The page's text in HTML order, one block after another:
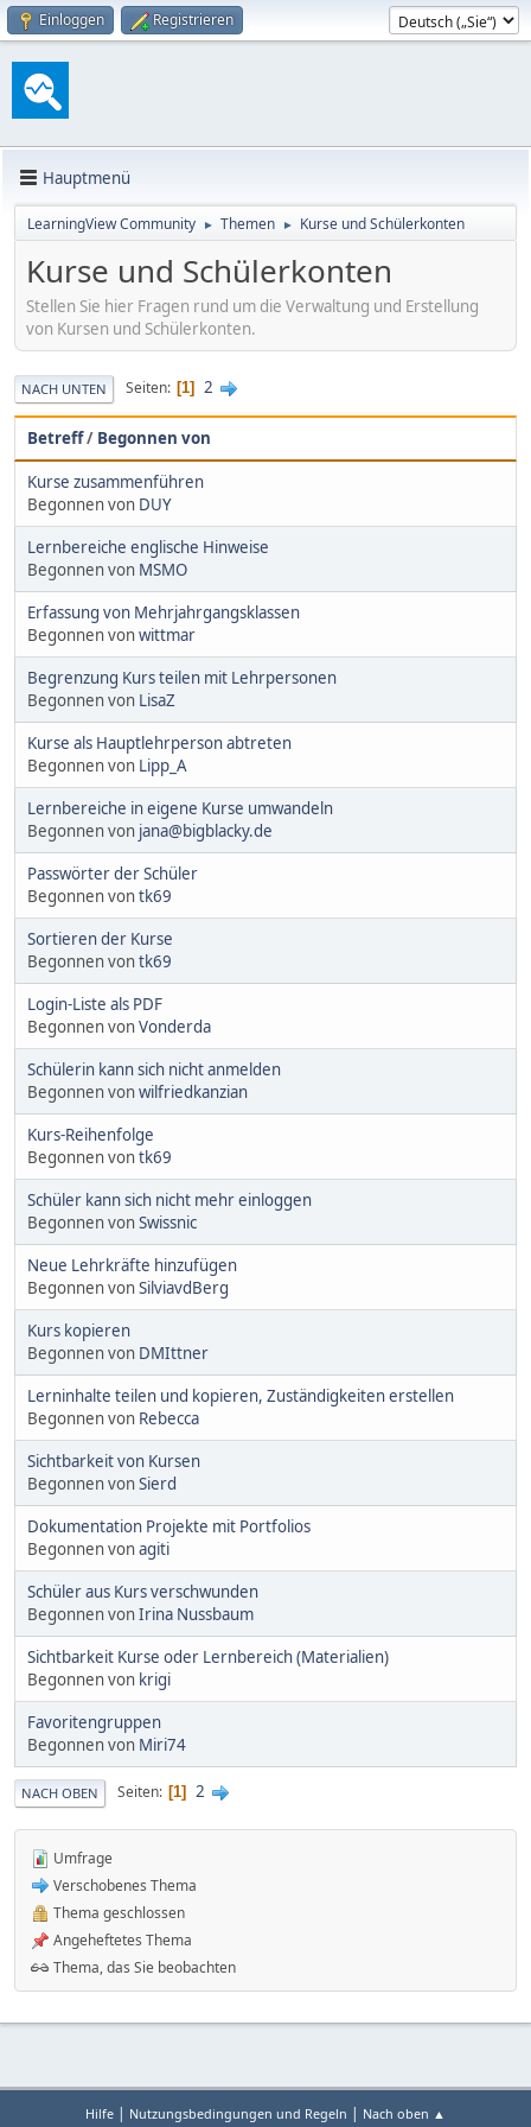
Einloggen Registrieren
Hauptmenü
LearningView Community ► Themen ► Kurse und Schülerkonten
Kurse und Schülerkonten
Stellen Sie hier Fragen rund um die Verwaltung und Erstellung
von Kursen und Schülerkonten.
NACH UNTEN Seiten 1 2
Betreff/ Begonnen von
Kurse zusammenführen
Begonnen von DUY
Lernbereiche englische Hinweise
Begonnen von MSMO
Erfassung von Mehrjahrgangsklassen
Begonnen vonwittmar
Begrenzung Kurs teilen mit Lehrpersonen
Begonnen von LisaZ
Kurse als Hauptlehrperson abtreten
Begonnen von Lipp_A
Lernbereiche in eigene Kurse umwandeln
Begonnen von jana@bigblacky.de
Passwörter der Schüler
Begonnen vontk69
Sortieren der Kurse
Begonnen vontk69
Login-Liste als PDF
Begonnen vonVonderda
Schülerin kann sich nicht anmelden
Begonnen vonwilfriedkanzian
Kurs-Reihenfolge
Begonnen vontk69
Schüler kann sich nicht mehr einloggen
Begonnen vonSwissnic
Neue Lehrkräfte hinzufügen
Begonnen vonSilviavdBerg
Kurs kopieren
Begonnen von DMIttner
Lerninhalte teilen und kopieren, Zuständigkeiten erstellen
Begonnen von Rebecca
Sichtbarkeit von Kursen
Begonnen vonSierd
Dokumentation Projekte mit Portfolios
Begonnen vonagiti
Schüler aus Kurs verschwunden
Begonnen vonIrina Nussbaum
Sichtbarkeit Kurse oder Lernbereich (Materialien)
Begonnen von krigi
Favoritengruppen
Begonnen von Miri74
NACH OBEN Seiten 1 2
Umfrage
Verschobenes Thema
Thema geschlossen
Angeheftetes Thema
Thema, das Sie beobachten
Hilfe | Nutzungsbedingungen und Regeln | Nach oben ▲